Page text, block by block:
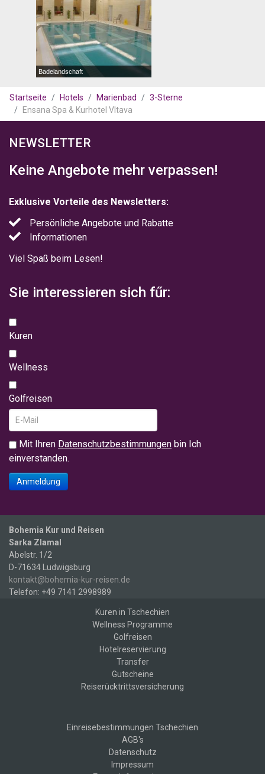
Badelandschaft
Startseite Hotels Marienbad
3-Sterne
Ensana Spa & Kurhotel Vltava
NEWSLETTER
Keine Angebote mehr verpassen!
Exklusive Vorteile des Newsletters:
Persönliche Angebote und Rabatte
Informationen
Viel Spaß beim Lesen!
Sie interessieren sich fűr:
Kuren
Wellness
Golfreisen
Mit Ihren Datenschutzbestimmungen bin Ich
einverstanden.
Anmeldung
Bohemia Kur und Reisen
Sarka Zlamal
Abelstr. 1/2
D-71634 Ludwigsburg
kontakt@bohemia-kur-reisen.de
Telefon: +49 7141 2998989
Kuren in Tschechien
Wellness Programme
Golfreisen
Hotelreservierung
Transfer
Gutscheine
Reiserücktrittsversicherung
Einreisebestimmungen Tschechien
AGB's
Datenschutz
Impressum